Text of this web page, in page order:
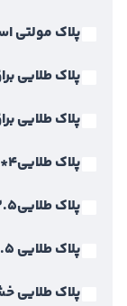
پلاک مولتی
پلاک طلایی
پلاک طلایی
پلاک طلایی4*1.5
پلاک طلایی3.5*1
پلاک طلایی 1.5*5
پلاک طلایی